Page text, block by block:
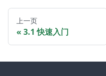
上一页
3.1 快速入门